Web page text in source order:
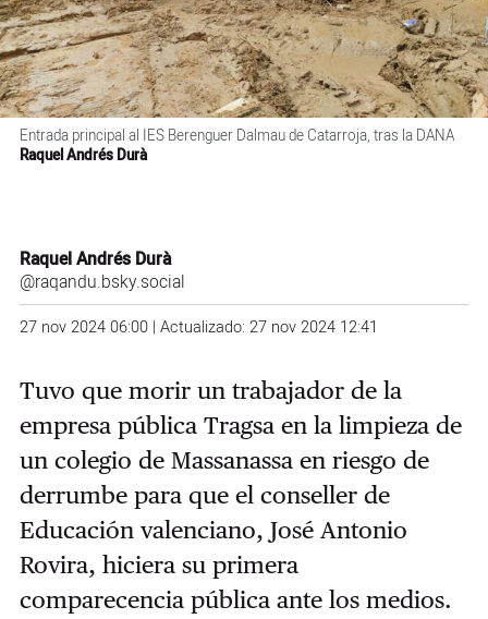
Entrada principal al IES Berenguer Dalmau de Catarroja, tras la DANA
Raquel Andrés Durà
Raquel Andrés Durà
@raqandu.bsky.social
27 nov 2024 06:00 | Actualizado: 27 nov 2024 12:41
Tuvo que morir un trabajador de la
empresa pública Tragsa en la limpieza de
un colegio de Massanassa en riesgo de
derrumbe para que el conseller de
Educación valenciano, José Antonio
Rovira, hiciera su primera
comparecencia pública ante los medios.